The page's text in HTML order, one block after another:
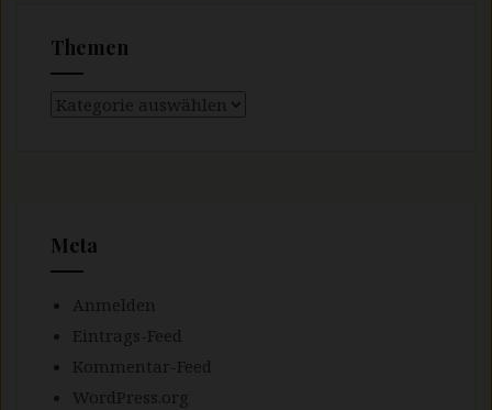
Themen
Themen
Meta
Anmelden
Eintrags-Feed
Kommentar-Feed
WordPress.org